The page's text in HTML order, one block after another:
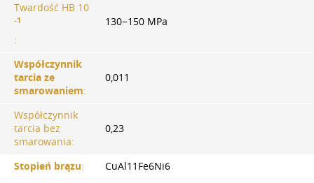
Twardość HB 10
-1
:
130−150 MPa
Współczynnik
tarcia ze
smarowaniem:
0,011
Współczynnik
tarcia bez
smarowania:
0,23
Stopień brązu: CuAl11Fe6Ni6